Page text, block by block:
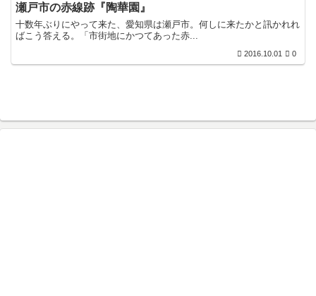
瀬戸市の赤線跡『陶華園』
十数年ぶりにやって来た、愛知県は瀬戸市。何しに来たかと訊かれれ
ばこう答える。「市街地にかつてあった赤...
2016.10.01 0